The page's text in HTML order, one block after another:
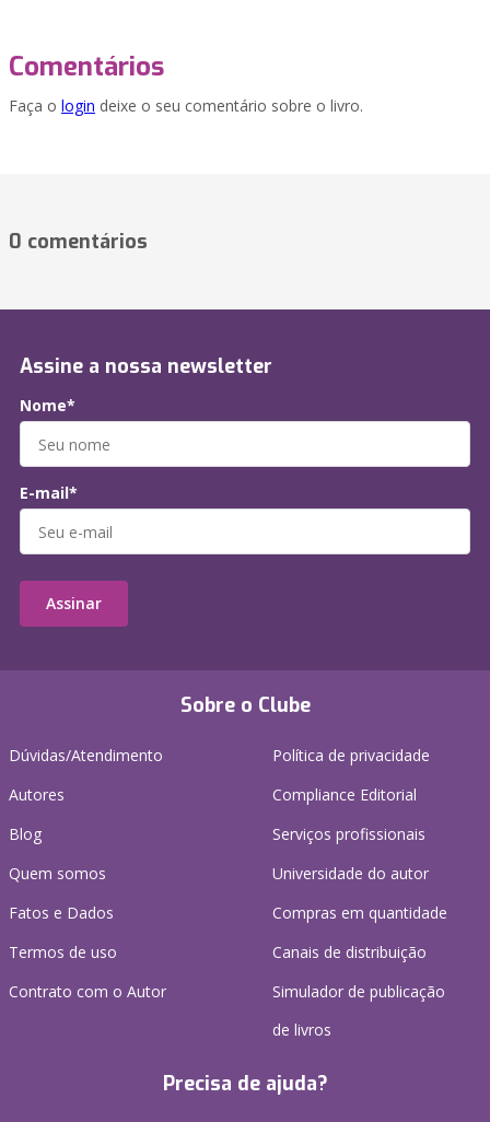
Comentários
Faça o login deixe o seu comentário sobre o livro.
0 comentários
Sobre o Clube
Dúvidas/Atendimento
Autores
Blog
Quem somos
Fatos e Dados
Termos de uso
Contrato com o Autor
Política de privacidade
Compliance Editorial
Serviços profissionais
Universidade do autor
Compras em quantidade
Canais de distribuição
Simulador de publicação
de livros
Precisa de ajuda?
Assine a nossa newsletter
Nome*
E-mail*
Assinar